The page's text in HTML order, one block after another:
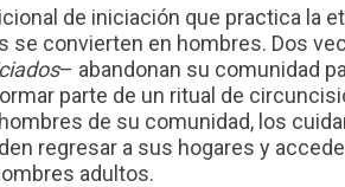
de iniciación que practica la
se convierten en hombres. Dos
– abandonan su comunidad
parte de un ritual de
de su comunidad, los
regresar a sus hogares y
adultos.